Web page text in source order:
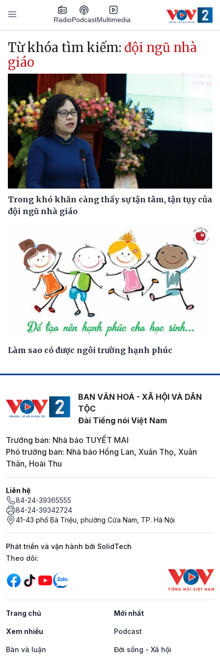
Nhảy đến nội dung
RadioPodcastMultimedia
Main navigation
Từ khóa tìm kiếm: đội ngũ nhà
giáo
Trong khó khăn càng thấy sự tận tâm, tận tụy của
đội ngũ nhà giáo
Làm sao có được ngôi trường hạnh phúc
BAN VĂN HOÁ - XÃ HỘI VÀ DÂN
TỘC
Đài Tiếng nói Việt Nam
Trưởng ban: Nhà báo TUYẾT MAI
Phó trưởng ban: Nhà báo Hồng Lan, Xuân Thọ, Xuân
Thân, Hoài Thu
Liên hệ
84-24-39365555
84-24-39342724
41-43 phố Bà Triệu, phường Cửa Nam, TP. Hà Nội
Phát triển và vận hành bởi SolidTech
Mạng xã hội
Theo dõi:
Trang chủ Mới nhất
Xem nhiều Podcast
Bàn và luận Đời sống - Xã hội